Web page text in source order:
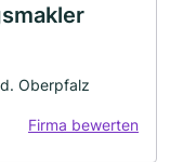
Oberpfalz
Firma bewerten